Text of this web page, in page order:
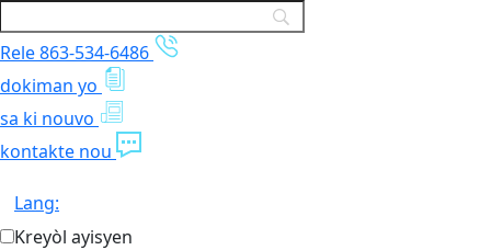
Rele 863-534-6486
dokiman yo
sa ki nouvo
kontakte nou
Lang:
Kreyòl ayisyen